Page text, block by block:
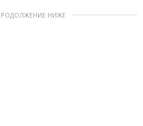
НИЖЕ